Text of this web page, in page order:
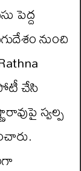
పెద్ద
నుంచి
చేసి
స్వల్ప